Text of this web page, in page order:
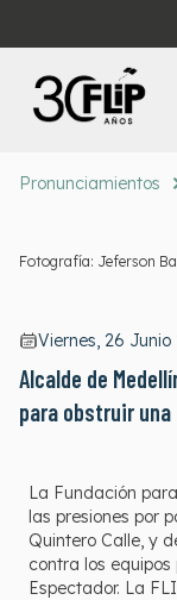
Pronunciamientos
Fotografía: Jeferson
Viernes, 26 Junio
Alcalde de
para obstruir
La Fundación
las presiones por
Quintero Calle, y
contra los
Espectador. La